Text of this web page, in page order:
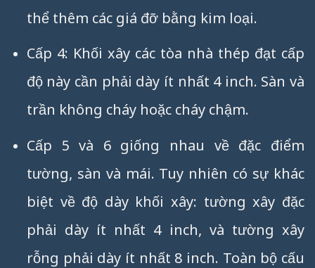
thể thêm các giá đỡ bằng kim loại.
Cấp 4: Khối xây các tòa nhà thép đạt cấp
độ này cần phải dày ít nhất 4 inch. Sàn và
trần không cháy hoặc cháy chậm.
Cấp 5 và 6 giống nhau về đặc điểm
tường, sàn và mái. Tuy nhiên có sự khác
biệt về độ dày khối xây: tường xây đặc
phải dày ít nhất 4 inch, và tường xây
rỗng phải dày ít nhất 8 inch. Toàn bộ cấu